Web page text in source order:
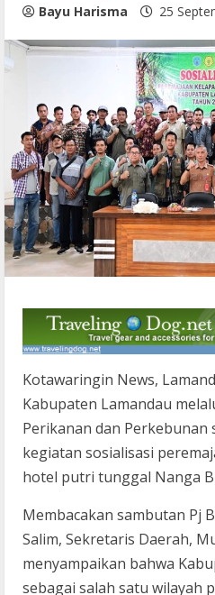
Bayu Harisma 25
Kotawaringin News,
Kabupaten Lamandau
Perikanan dan Perkebunan
kegiatan sosialisasi
hotel putri tunggal Nanga
Membacakan sambutan Pj
Salim, Sekretaris Daerah,
menyampaikan bahwa
sebagai salah satu wilayah